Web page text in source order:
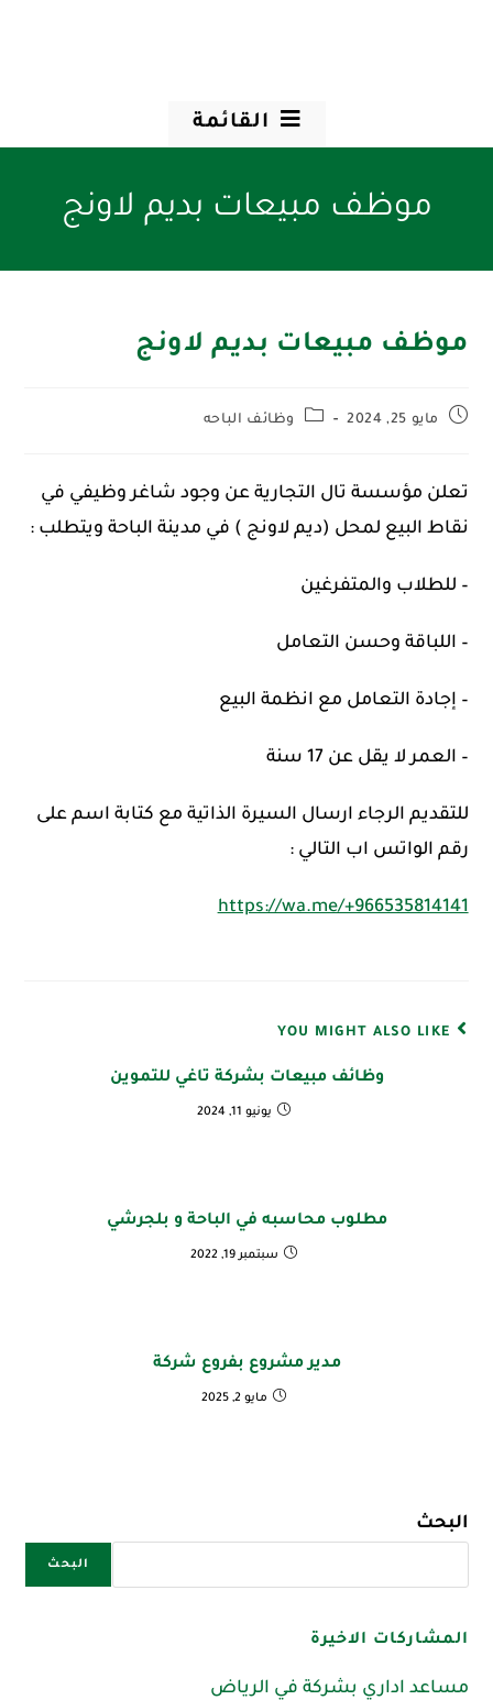
القائمة
موظف مبيعات بديم لاونج
موظف مبيعات بديم لاونج
مايو 25, 2024 وظائف الباحه
تعلن مؤسسة تال التجارية عن وجود شاغر وظيفي في
نقاط البيع لمحل (ديم لاونج ) في مدينة الباحة ويتطلب :
– للطلاب والمتفرغين
– اللباقة وحسن التعامل
– إجادة التعامل مع انظمة البيع
– العمر لا يقل عن 17 سنة
للتقديم الرجاء ارسال السيرة الذاتية مع كتابة اسم على
رقم الواتس اب التالي :
https://wa.me/+966535814141
YOU MIGHT ALSO LIKE
وظائف مبيعات بشركة تاغي للتموين
يونيو 11, 2024
مطلوب محاسبه في الباحة و بلجرشي
سبتمبر 19, 2022
مدير مشروع بفروع شركة
مايو 2, 2025
البحث
البحث
المشاركات الاخيرة
مساعد اداري بشركة في الرياض